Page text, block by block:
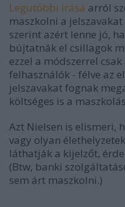
Legutóbbi írása arról
maszkolni a
szerint azért lenne jó,
bújtatnák el csillagok
ezzel a módszerrel
felhasználók - félve az
jelszavakat fognak
költséges is a
Azt Nielsen is elismeri,
vagy olyan
láthatják a kijelzőt,
(Btw, banki
sem árt maszkolni.)